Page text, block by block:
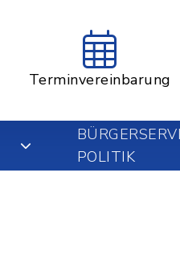
Terminvereinbarung
POLITIK